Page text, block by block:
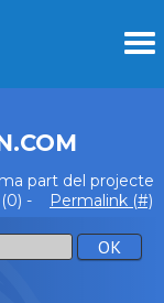
part del projecte
- Permalink (#)